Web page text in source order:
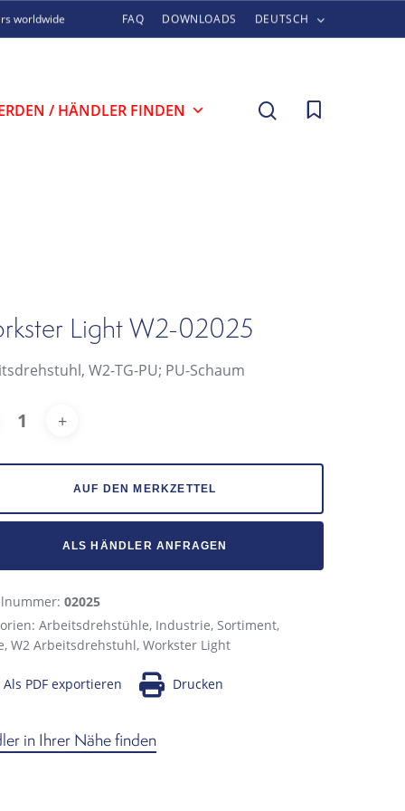
worldwide FAQ DOWNLOADS DEUTSCH
/ HÄNDLER FINDEN search
Light W2-02025
W2-TG-PU; PU-Schaum
AUF DEN MERKZETTEL
ALS HÄNDLER ANFRAGEN
02025
Arbeitsdrehstühle, Industrie,Sortiment,
,W2 Arbeitsdrehstuhl,Workster Light
Als PDF exportieren Drucken
in Ihrer Nähe finden